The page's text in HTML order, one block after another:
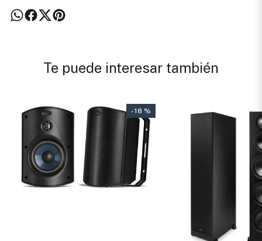
Te puede interesar también
- 18 %